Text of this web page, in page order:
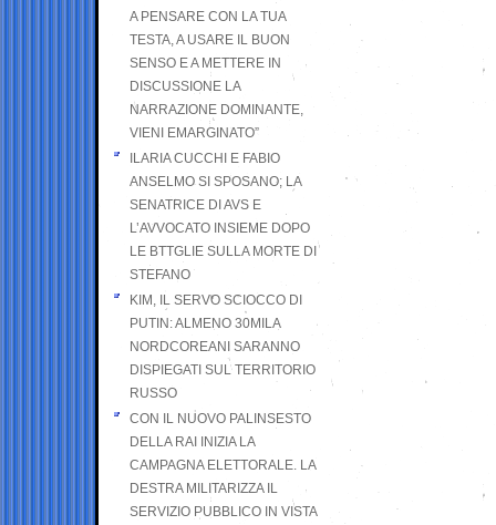
A PENSARE CON LA TUA
TESTA, A USARE IL BUON
SENSO E A METTERE IN
DISCUSSIONE LA
NARRAZIONE DOMINANTE,
VIENI EMARGINATO”
ILARIA CUCCHI E FABIO
ANSELMO SI SPOSANO; LA
SENATRICE DI AVS E
L’AVVOCATO INSIEME DOPO
LE BTTGLIE SULLA MORTE DI
STEFANO
KIM, IL SERVO SCIOCCO DI
PUTIN: ALMENO 30MILA
NORDCOREANI SARANNO
DISPIEGATI SUL TERRITORIO
RUSSO
CON IL NUOVO PALINSESTO
DELLA RAI INIZIA LA
CAMPAGNA ELETTORALE. LA
DESTRA MILITARIZZA IL
SERVIZIO PUBBLICO IN VISTA